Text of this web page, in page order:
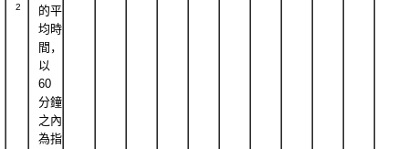
2
的平
均時
間，
以
60
分鐘
之內
為指